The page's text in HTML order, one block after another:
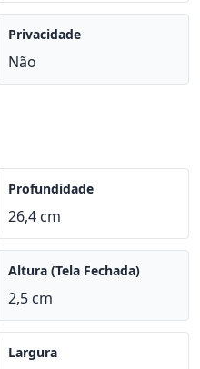
Privacidade
Não
Profundidade
26,4 cm
Altura (Tela Fechada)
2,5 cm
Largura